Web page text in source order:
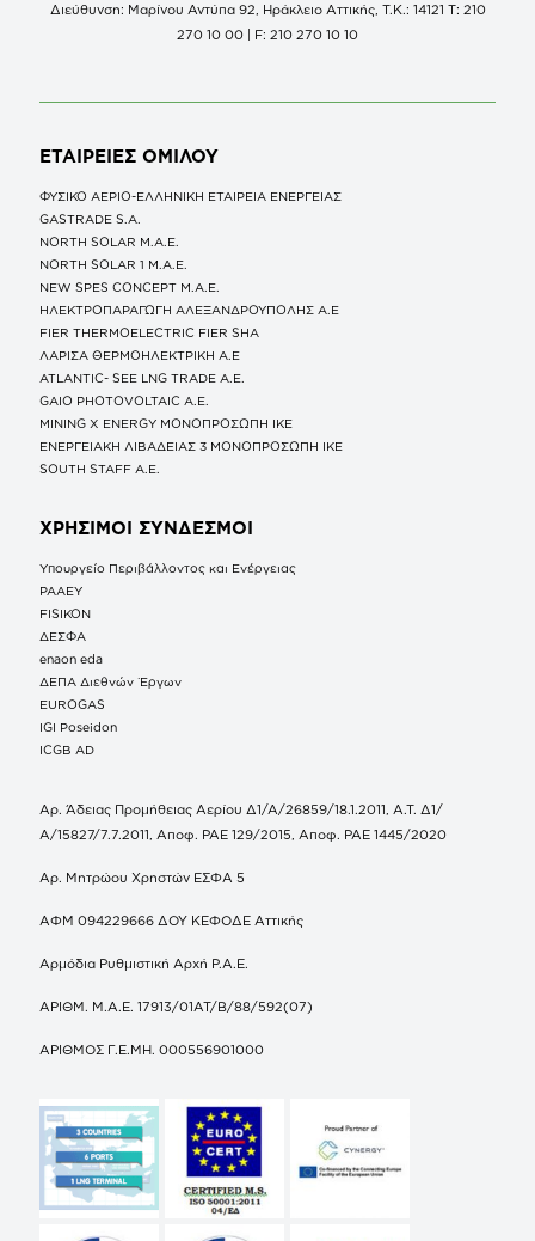
Διεύθυνση: Μαρίνου Αντύπα 92, Ηράκλειο Αττικής, Τ.Κ.: 14121 Τ: 210
270 10 00 | F: 210 270 10 10
ΕΤΑΙΡΕΙΕΣ ΟΜΙΛΟΥ
ΦΥΣΙΚΟ ΑΕΡΙΟ-ΕΛΛΗΝΙΚΗ ΕΤΑΙΡΕΙΑ ΕΝΕΡΓΕΙΑΣ
GASTRADE S.A.
NORTH SOLAR M.Α.Ε.
NORTH SOLAR 1 M.Α.Ε.
NEW SPES CONCEPT Μ.Α.Ε.
ΗΛΕΚΤΡΟΠΑΡΑΓΩΓΗ ΑΛΕΞΑΝΔΡΟΥΠΟΛΗΣ A.E
FIER THERMOELECTRIC FIER SHA
ΛΑΡΙΣΑ ΘΕΡΜΟΗΛΕΚΤΡΙΚΗ A.E
ATLANTIC- SEE LNG TRADE A.E.
GAIO PHOTOVOLTAIC Α.Ε.
MINING X ENERGY ΜΟΝΟΠΡΟΣΩΠΗ ΙΚΕ
ΕΝΕΡΓΕΙΑΚΗ ΛΙΒΑΔΕΙΑΣ 3 ΜΟΝΟΠΡΟΣΩΠΗ ΙΚΕ
SOUTH STAFF Α.Ε.
ΧΡΗΣΙΜΟΙ ΣΥΝΔΕΣΜΟΙ
Υπουργείο Περιβάλλοντος και Ενέργειας
ΡΑΑΕΥ
FISIKON
ΔΕΣΦΑ
enaon eda
ΔΕΠΑ Διεθνών Έργων
EUROGAS
IGI Poseidon
ICGB AD
Αρ. Άδειας Προμήθειας Αερίου Δ1/Α/26859/18.1.2011, Α.Τ. Δ1/
Α/15827/7.7.2011, Αποφ. ΡΑΕ 129/2015, Αποφ. ΡΑΕ 1445/2020
Αρ. Μητρώου Χρηστών ΕΣΦΑ 5
ΑΦΜ 094229666 ΔΟΥ ΚΕΦΟΔΕ Αττικής
Αρμόδια Ρυθμιστική Αρχή Ρ.Α.Ε.
ΑΡΙΘΜ. Μ.Α.Ε. 17913/01ΑΤ/Β/88/592(07)
ΑΡΙΘΜΟΣ Γ.Ε.ΜΗ. 000556901000